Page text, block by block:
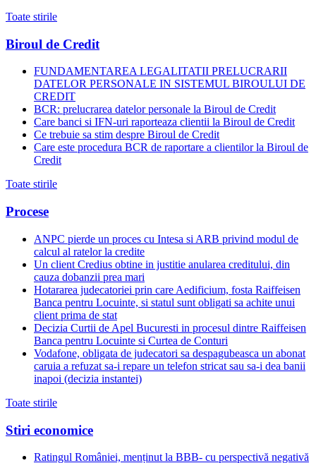
Toate stirile
Biroul de Credit
FUNDAMENTAREA LEGALITATII PRELUCRARII
DATELOR PERSONALE IN SISTEMUL BIROULUI DE
CREDIT
BCR: prelucrarea datelor personale la Biroul de Credit
Care banci si IFN-uri raporteaza clientii la Biroul de Credit
Ce trebuie sa stim despre Biroul de Credit
Care este procedura BCR de raportare a clientilor la Biroul de
Credit
Toate stirile
Procese
ANPC pierde un proces cu Intesa si ARB privind modul de
calcul al ratelor la credite
Un client Credius obtine in justitie anularea creditului, din
cauza dobanzii prea mari
Hotararea judecatoriei prin care Aedificium, fosta Raiffeisen
Banca pentru Locuinte, si statul sunt obligati sa achite unui
client prima de stat
Decizia Curtii de Apel Bucuresti in procesul dintre Raiffeisen
Banca pentru Locuinte si Curtea de Conturi
Vodafone, obligata de judecatori sa despagubeasca un abonat
caruia a refuzat sa-i repare un telefon stricat sau sa-i dea banii
inapoi (decizia instantei)
Toate stirile
Stiri economice
Ratingul României, menținut la BBB- cu perspectivă negativă